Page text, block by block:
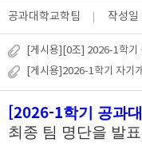
공과대학교학팀 작성일
[2026-1학기 공과
최종 팀 명단을 발